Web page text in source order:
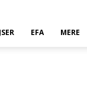
EFA MERE